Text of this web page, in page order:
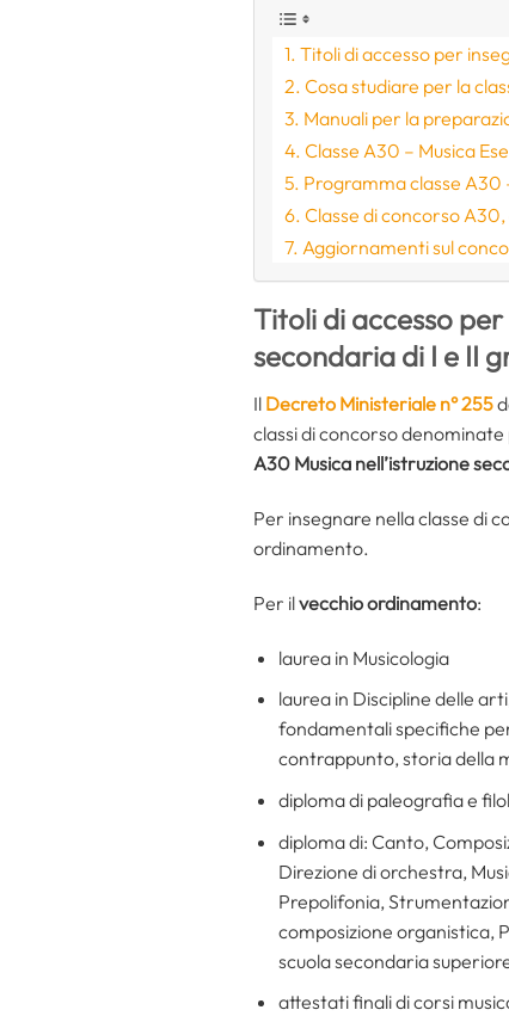
Titoli di accesso per
Cosa studiare per la
Manuali per la
Classe A30 – Musica
Programma classe A30
Classe di concorso
Aggiornamenti sul
Titoli di accesso
secondaria di I e II
Il Decreto Ministeriale n° 255
classi di concorso
A30 Musica nell’istruzione
Per insegnare nella classe di
ordinamento.
Per ilvecchio ordinamento:
laurea in Musicologia
laurea in Discipline delle
fondamentali specifiche
contrappunto, storia della
diploma di paleografia e
diploma di: Canto,
Direzione di orchestra,
Prepolifonia,
composizione organistica,
scuola secondaria
attestati finali di corsi